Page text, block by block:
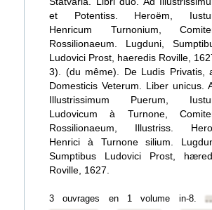
et Potentiss. Heroëm,
Henricum Turnonium,
Rossilionaeum. Lugduni,
Ludovici Prost, haeredis Roville,
3). (du même). De Ludis Privatis,
Domesticis Veterum. Liber unicus.
Illustrissimum Puerum,
Ludovicum à Turnone,
Rossilionaeum, Illustriss.
Henrici à Turnone silium.
Sumptibus Ludovici Prost,
Roville, 1627.
3 ouvrages en 1 volume in-8.